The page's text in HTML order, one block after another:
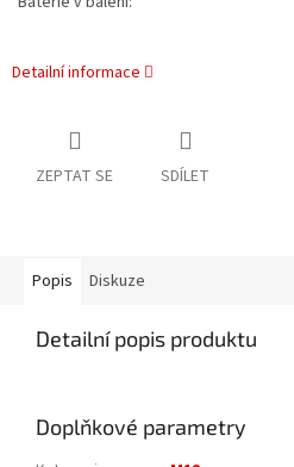
Detailní informace
ZEPTAT SE SDÍLET
Popis Diskuze
Detailní popis produktu
Doplňkové parametry